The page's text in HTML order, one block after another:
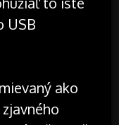
USB
ako